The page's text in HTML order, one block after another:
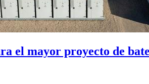
el mayor proyecto de